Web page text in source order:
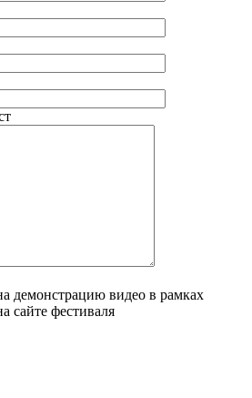
демонстрацию видео в рамках
сайте фестиваля